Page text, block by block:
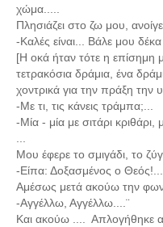
χώμα.....
Πλησιάζει στο ζω μου,
-Καλές είναι... Βάλε μου δέκα
[Η οκά ήταν τότε η επίσημη
τετρακόσια δράμια, ένα
χοντρικά για την πράξη την
-Με τι, τις κάνεις τράμπα;...
-Μία - μία με σιτάρι κριθάρι,
Μου έφερε το σμιγάδι, το
-Είπα: Δοξασμένος ο Θεός!...
Αμέσως μετά ακούω την
-Αγγέλλω, Αγγέλλω....¨
Και ακούω .... Απλογήθηκε